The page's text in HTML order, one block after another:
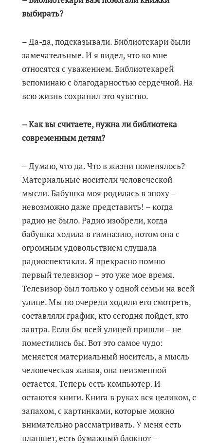
выбирать?
– Да-да, подсказывали. Библиотекари были
замечательные. И я видел, что ко мне
относятся с уважением. Библиотекарей
вспоминаю с благодарностью сердечной. На
всю жизнь сохранил это чувство.
– Как вы считаете, нужна ли библиотека
современным детям?
– Думаю, что да. Что в жизни поменялось?
Материальные носители человеческой
мысли. Бабушка моя родилась в эпоху –
невозможно даже представить! – когда
радио не было. Радио изобрели, когда
бабушка ходила в гимназию, потом она с
огромным удовольствием слушала
радиоспектакли. Я прекрасно помню
первый телевизор – это уже мое время.
Телевизор был только у одной семьи на всей
улице. Мы по очереди ходили его смотреть,
составляли график, кто сегодня пойдет, кто
завтра. Если бы всей улицей пришли – не
поместились бы. Вот это самое чудо:
меняется материальный носитель, а мысль
человеческая живая, она неизменной
остается. Теперь есть компьютер. И
остаются книги. Книга в руках вся целиком, с
запахом, с картинками, которые можно
внимательно рассматривать. У меня есть
планшет, есть бумажный блокнот –